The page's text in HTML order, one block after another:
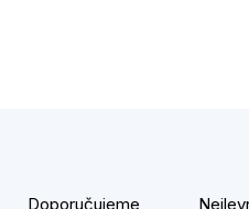
Doporučujeme